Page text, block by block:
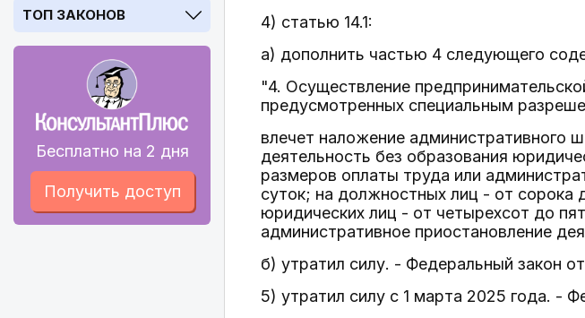
ТОП ЗАКОНОВ
Бесплатно на 2 дня
Получить доступ
4) статью 14.1:
а) дополнить частью 4 следующего
"4. Осуществление
предусмотренных специальным
влечет наложение административного
деятельность без образования
размеров оплаты труда или
суток; на должностных лиц - от сорока
юридических лиц - от четырехсот до
административное приостановление
б) утратил силу. - Федеральный закон
5) утратил силу с 1 марта 2025 года. -